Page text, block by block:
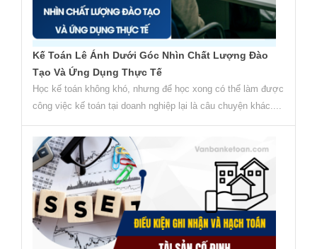
Kế Toán Lê Ánh Dưới Góc Nhìn Chất Lượng Đào
Tạo Và Ứng Dụng Thực Tế
Học kế toán không khó, nhưng để học xong có thể làm được
công việc kế toán tại doanh nghiệp lại là câu chuyện khác....